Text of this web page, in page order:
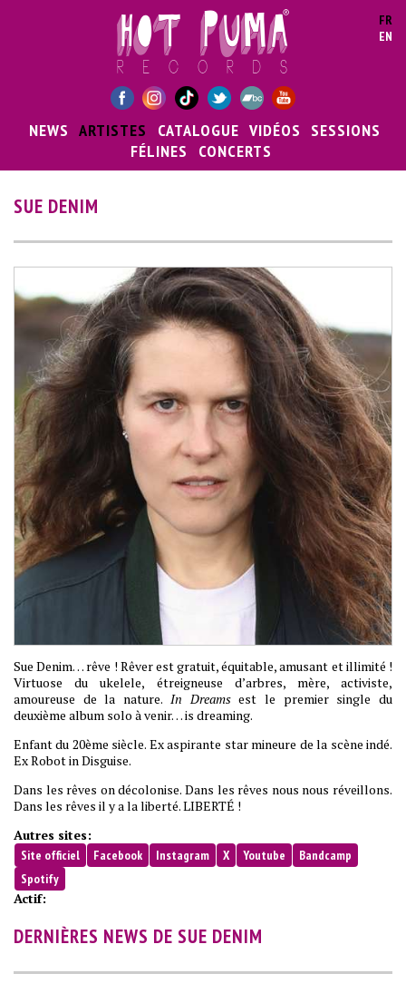
FR
EN
NEWS ARTISTES CATALOGUE VIDÉOS SESSIONS
FÉLINES
CONCERTS
SUE DENIM
Sue Denim… rêve ! Rêver est gratuit, équitable, amusant et illimité !
Virtuose du ukelele, étreigneuse d’arbres, mère, activiste,
amoureuse de la nature. In Dreamsest le premier single du
deuxième album solo à venir… is dreaming.
Enfant du 20ème siècle. Ex aspirante star mineure de la scène indé.
Ex Robot in Disguise.
Dans les rêves on décolonise. Dans les rêves nous nous réveillons.
Dans les rêves il y a la liberté. LIBERTÉ !
Autres sites:
Site officiel Facebook Instagram X Youtube
Bandcamp
Spotify
Actif:
DERNIÈRES NEWS DE SUE DENIM